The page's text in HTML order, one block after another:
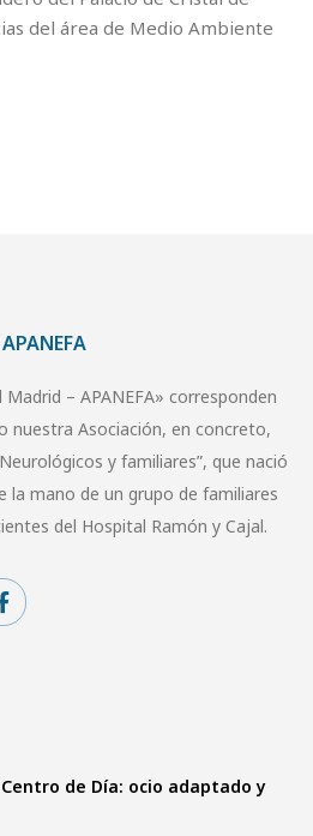
del área de Medio Ambiente
APANEFA
– APANEFA» corresponden
nuestra Asociación, en concreto,
y familiares”, que nació
la mano de un grupo de familiares
del Hospital Ramón y Cajal.
de Día: ocio adaptado y